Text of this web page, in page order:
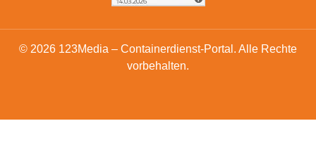
© 2026 123Media – Containerdienst-Portal. Alle Rechte
vorbehalten.